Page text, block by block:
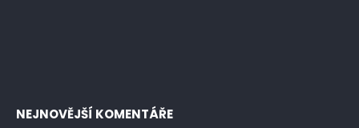
NEJNOVĚJŠÍ KOMENTÁŘE